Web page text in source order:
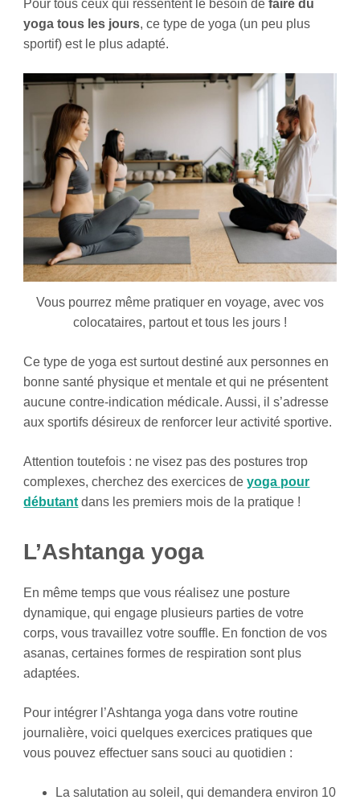
Pour tous ceux qui ressentent le besoin defaire du
yoga tous les jours, ce type de yoga (un peu plus
sportif) est le plus adapté.
Vous pourrez même pratiquer en voyage, avec vos
colocataires, partout et tous les jours !
Ce type de yoga est surtout destiné aux personnes en
bonne santé physique et mentale et qui ne présentent
aucune contre-indication médicale. Aussi, il s’adresse
aux sportifs désireux de renforcer leur activité sportive.
Attention toutefois : ne visez pas des postures trop
complexes, cherchez des exercices deyoga pour
débutant dans les premiers mois de la pratique !
L’Ashtanga yoga
En même temps que vous réalisez une posture
dynamique, qui engage plusieurs parties de votre
corps, vous travaillez votre souffle. En fonction de vos
asanas, certaines formes de respiration sont plus
adaptées.
Pour intégrer l’Ashtanga yoga dans votre routine
journalière, voici quelques exercices pratiques que
vous pouvez effectuer sans souci au quotidien :
La salutation au soleil, qui demandera environ 10